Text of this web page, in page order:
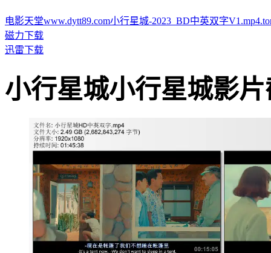
电影天堂www.dytt89.com小行星城-2023_BD中英双字
磁力下载
迅雷下载
小行星城小行星城影片